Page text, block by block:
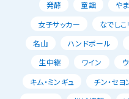
発酵
童謡 や
女子サッカー
なでし
名山
ハンドボール
生中継
ワイン
キム・ミンギュ
チン・セヨ